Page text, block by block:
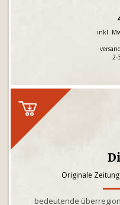
inkl.
2-
Originale
bedeutende